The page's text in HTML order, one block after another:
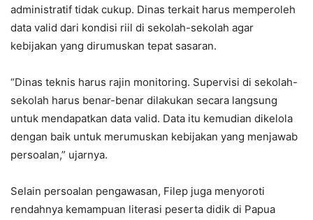
administratif tidak cukup. Dinas terkait harus memperoleh
data valid dari kondisi riil di sekolah-sekolah agar
kebijakan yang dirumuskan tepat sasaran.
“Dinas teknis harus rajin monitoring. Supervisi di sekolah-
sekolah harus benar-benar dilakukan secara langsung
untuk mendapatkan data valid. Data itu kemudian dikelola
dengan baik untuk merumuskan kebijakan yang menjawab
persoalan,” ujarnya.
Selain persoalan pengawasan, Filep juga menyoroti
rendahnya kemampuan literasi peserta didik di Papua